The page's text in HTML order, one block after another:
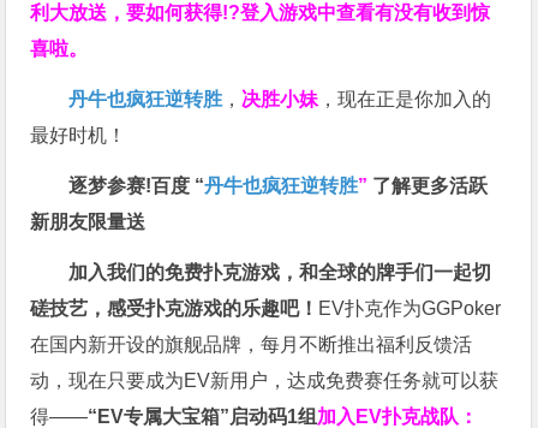
利大放送，要如何获得!?登入游戏中查看有没有收到惊
喜啦。
丹牛也疯狂逆转胜 ， 决胜小妹 ，现在正是你加入的
最好时机！
逐梦参赛!百度 “丹牛也疯狂逆转胜” 了解更多活跃
新朋友限量送
加入我们的免费扑克游戏，和全球的牌手们一起切
磋技艺，感受扑克游戏的乐趣吧！ EV扑克作为GGPoker
在国内新开设的旗舰品牌，每月不断推出福利反馈活
动，现在只要成为EV新用户，达成免费赛任务就可以获
得——“EV专属大宝箱”启动码1组 加入EV扑克战队：